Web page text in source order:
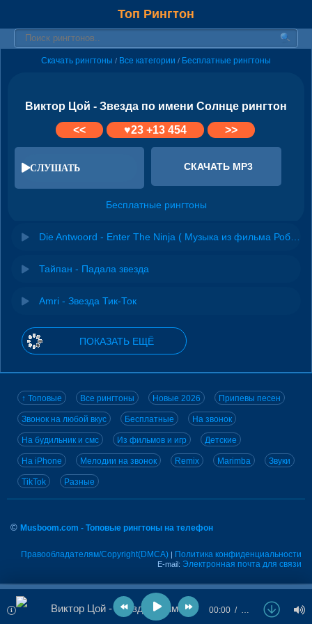
Топ Рингтон
Скачать рингтоны / Все категории / Бесплатные рингтоны
Виктор Цой - Звезда по имени Солнце рингтон
<<
♥23 +13 454 >>
СЛУШАТЬ СКАЧАТЬ MP3
Бесплатные рингтоны
Тайпан - Падала звезда
Amri - Звезда Тик-Ток
ПОКАЗАТЬ ЕЩЁ
↑ Топовые Все рингтоны Новые 2026 Припевы песен
Звонок на любой вкус Бесплатные На звонок
На будильник и смс Из фильмов и игр Детские
На iPhone Мелодии на звонок Remix Marimba Звуки
TikTok Разные
© Musboom.com - Топовые рингтоны на телефон
Правообладателям/Copyright(DMCA) | Политика конфиденциальности
E-mail: Электронная почта для связи
Виктор Цой - Звезда по имени Солнце 00:00 …